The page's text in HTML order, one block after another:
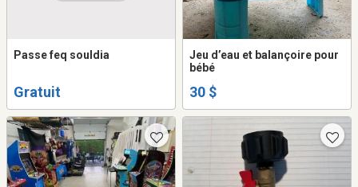
Passe feq souldia
Gratuit
Jeu d’eau et balançoire pour
bébé
30 $